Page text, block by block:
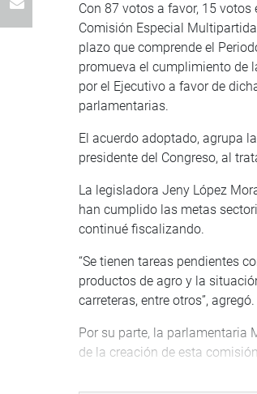
Con 87 votos a favor, 15
Comisión Especial
plazo que comprende el
promueva el cumplimiento de
por el Ejecutivo a favor de
parlamentarias.
El acuerdo adoptado, agrupa
presidente del Congreso, al
La legisladora Jeny López
han cumplido las metas
continué fiscalizando.
“Se tienen tareas pendientes
productos de agro y la
carreteras, entre otros”, agregó.
Por su parte, la parlamentaria
de la creación de esta